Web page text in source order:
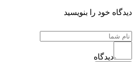
خود را بنویسید
دیدگاه